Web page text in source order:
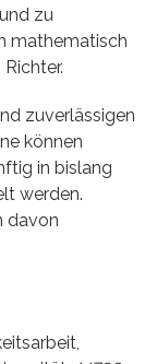
zu
mathematisch
zuverlässigen
können
in bislang
werden.
davon